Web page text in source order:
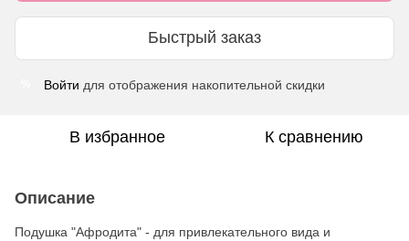
Быстрый заказ
Войти для отображения накопительной скидки
В избранное К сравнению
Описание
Подушка "Афродита" - для привлекательного вида и